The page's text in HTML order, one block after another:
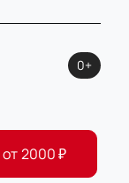
0+
2000₽